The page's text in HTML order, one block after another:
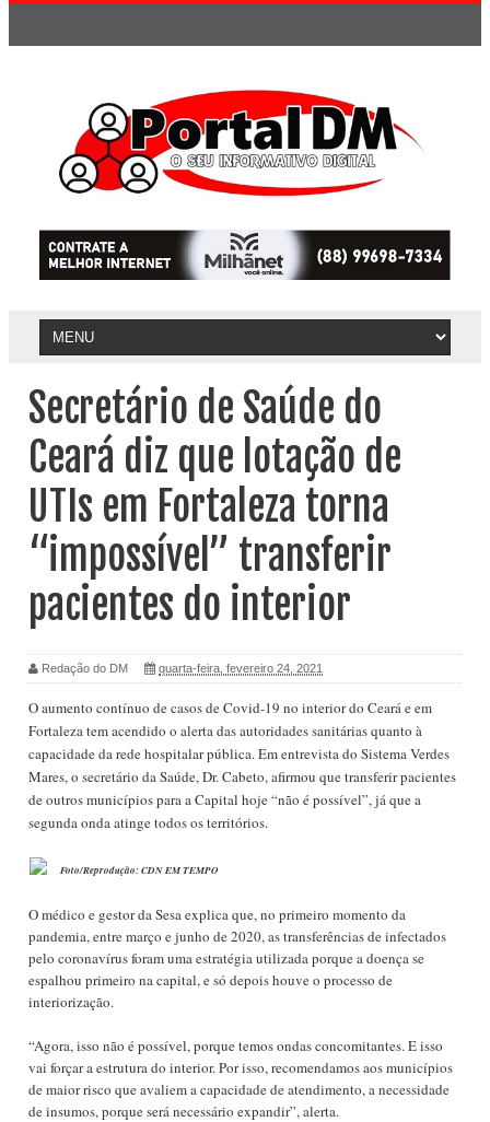
Secretário de Saúde do
Ceará diz que lotação de
UTIs em Fortaleza torna
“impossível” transferir
pacientes do interior
Redação do DM quarta-feira, fevereiro 24, 2021
O aumento contínuo de casos de Covid-19 no interior do Cearáe em
Fortaleza tem acendido o alerta das autoridades sanitárias quanto à
capacidade da rede hospitalar pública. Em entrevista do Sistema Verdes
Mares, o secretário da Saúde, Dr. Cabeto, afirmou que transferir pacientes
de outros municípios para a Capital hoje “não é possível”, já que a
segunda onda atinge todos os territórios.
Foto/Reprodução: CDN EM TEMPO
O médico e gestor da Sesa explica que, no primeiro momento da
pandemia, entre março e junho de 2020, as transferências de infectados
pelo coronavírus foram uma estratégia utilizada porque a doença se
espalhou primeiro na capital, e só depois houve o processo de
interiorização.
“Agora, isso não é possível, porque temos ondas concomitantes. E isso
vai forçar a estrutura do interior. Por isso, recomendamos aos municípios
de maior risco que avaliem a capacidade de atendimento, a necessidade
de insumos, porque será necessário expandir”, alerta.